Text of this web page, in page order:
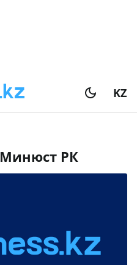
KZ
Минюст РК